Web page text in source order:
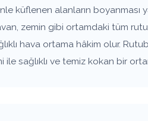
küflenen alanların
zemin gibi ortamdaki tüm
hava ortama hâkim olur.
sağlıklı ve temiz kokan bir